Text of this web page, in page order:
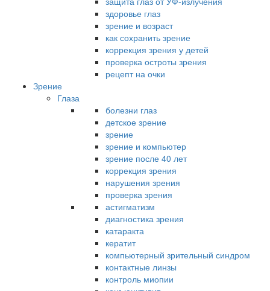
здоровье глаз
зрение и возраст
как сохранить зрение
коррекция зрения у детей
проверка остроты зрения
рецепт на очки
Зрение
Глаза
болезни глаз
детское зрение
зрение
зрение и компьютер
зрение после 40 лет
коррекция зрения
нарушения зрения
проверка зрения
астигматизм
диагностика зрения
катаракта
кератит
компьютерный зрительный синдром
контактные линзы
контроль миопии